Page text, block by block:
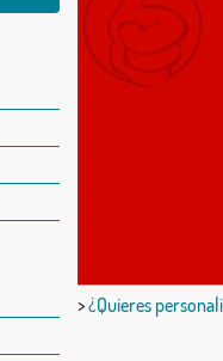
>¿Quieres